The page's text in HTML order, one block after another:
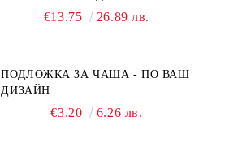
€13.75 26.89 лв.
ПОДЛОЖКА ЗА ЧАША - ПО ВАШ
ДИЗАЙН
€3.20 6.26 лв.